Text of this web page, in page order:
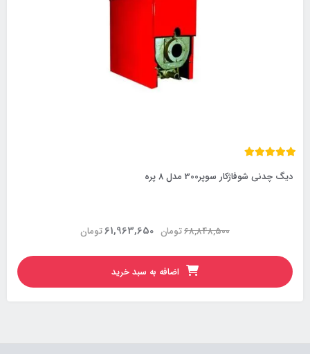
دیگ چدنی شوفاژکار سوپر300 مدل 8 پره
تومان68,848,500 تومان61,963,650
اضافه به سبد خرید